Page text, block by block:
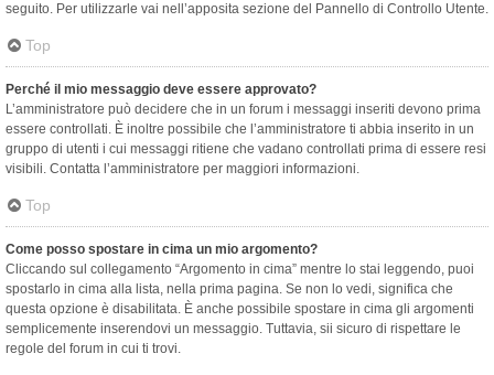
seguito. Per utilizzarle vai nell’apposita sezione del Pannello di Controllo Utente.
Top
Perché il mio messaggio deve essere approvato?
L’amministratore può decidere che in un forum i messaggi inseriti devono prima
essere controllati. È inoltre possibile che l’amministratore ti abbia inserito in un
gruppo di utenti i cui messaggi ritiene che vadano controllati prima di essere resi
visibili. Contatta l’amministratore per maggiori informazioni.
Top
Come posso spostare in cima un mio argomento?
Cliccando sul collegamento “Argomento in cima” mentre lo stai leggendo, puoi
spostarlo in cima alla lista, nella prima pagina. Se non lo vedi, significa che
questa opzione è disabilitata. È anche possibile spostare in cima gli argomenti
semplicemente inserendovi un messaggio. Tuttavia, sii sicuro di rispettare le
regole del forum in cui ti trovi.